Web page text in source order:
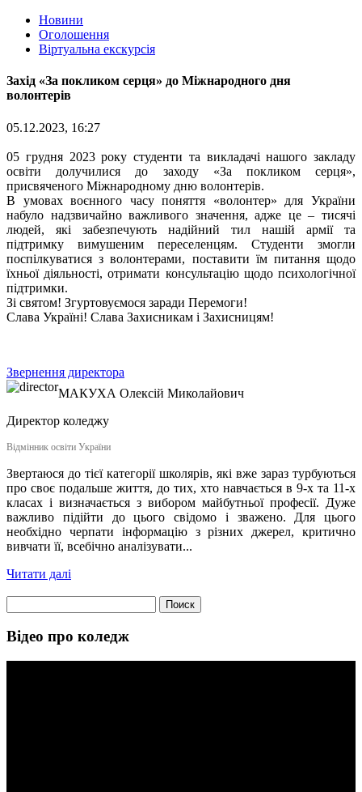
Новини
Оголошення
Віртуальна екскурсія
Захід «За покликом серця» до Міжнародного дня
волонтерів
05.12.2023, 16:27
05 грудня 2023 року студенти та викладачі нашого закладу
освіти долучилися до заходу «За покликом серця»,
присвяченого Міжнародному дню волонтерів.
В умовах воєнного часу поняття «волонтер» для України
набуло надзвичайно важливого значення, адже це – тисячі
людей, які забезпечують надійний тил нашій армії та
підтримку вимушеним переселенцям. Студенти змогли
поспілкуватися з волонтерами, поставити їм питання щодо
їхньої діяльності, отримати консультацію щодо психологічної
підтримки.
Зі святом! Згуртовуємося заради Перемоги!
Слава Україні! Слава Захисникам і Захисницям!
Звернення директора
МАКУХА Олексій Миколайович
Директор коледжу
Відмінник освіти України
Звертаюся до тієї категорії школярів, які вже зараз турбуються
про своє подальше життя, до тих, хто навчається в 9-х та 11-х
класах і визначається з вибором майбутньої професії. Дуже
важливо підійти до цього свідомо і зважено. Для цього
необхідно черпати інформацію з різних джерел, критично
вивчати її, всебічно аналізувати...
Читати далі
Відео про коледж